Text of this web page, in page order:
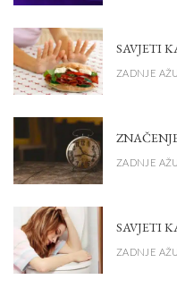
SAVJETI
ZADNJE
ZADNJE
SAVJETI
ZADNJE